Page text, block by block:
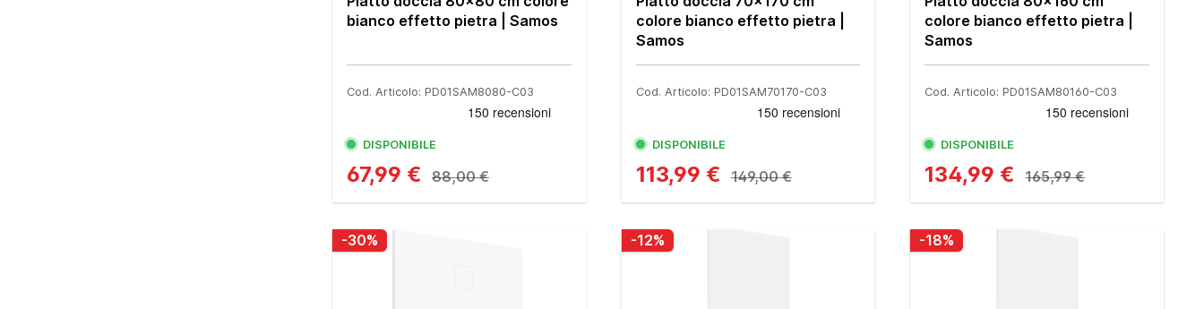
bianco effetto pietra | Samos
Cod. Articolo: PD01SAM8080-C03
DISPONIBILE
67,99 € 88,00 €
colore bianco effetto pietra |
Samos
Cod. Articolo: PD01SAM70170-C03
DISPONIBILE
113,99 € 149,00 €
colore bianco effetto pietra |
Samos
Cod. Articolo: PD01SAM80160-C03
DISPONIBILE
134,99 € 165,99 €
-30% -12% -18%